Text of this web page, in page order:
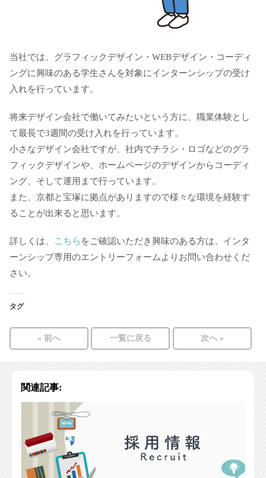
当社では、グラフィックデザイン・WEBデザイン・コーディ
ングに興味のある学生さんを対象にインターンシップの受け
入れを行っています。
将来デザイン会社で働いてみたいという方に、職業体験とし
て最長で3週間の受け入れを行っています。
小さなデザイン会社ですが、社内でチラシ・ロゴなどのグラ
フィックデザインや、ホームページのデザインからコーディ
ング、そして運用まで行っています。
また、京都と宝塚に拠点がありますので様々な環境を経験す
ることが出来ると思います。
詳しくは、 こちら をご確認いただき興味のある方は、インタ
ーンシップ専用のエントリーフォームよりお問い合わせくだ
さい。
タグ
« 前へ 一覧に戻る 次へ »
関連記事: